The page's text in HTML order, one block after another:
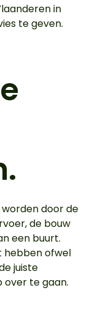
in
te geven.
door de
de bouw
een buurt.
hebben ofwel
juiste
te gaan.